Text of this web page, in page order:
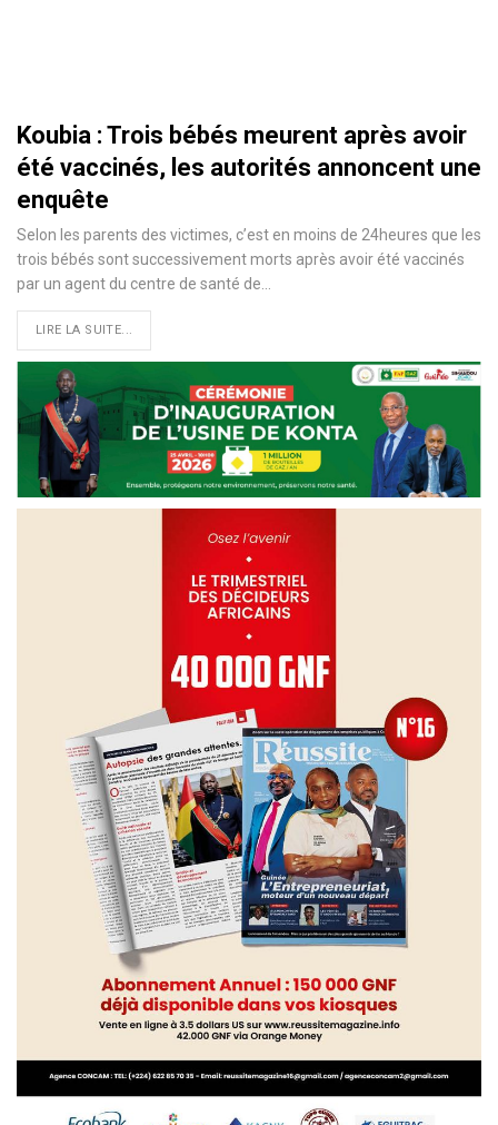
Koubia : Trois bébés meurent après avoir
été vaccinés, les autorités annoncent une
enquête
Selon les parents des victimes, c’est en moins de 24heures que les
trois bébés sont successivement morts après avoir été vaccinés
par un agent du centre de santé de
LIRE LA SUITE...